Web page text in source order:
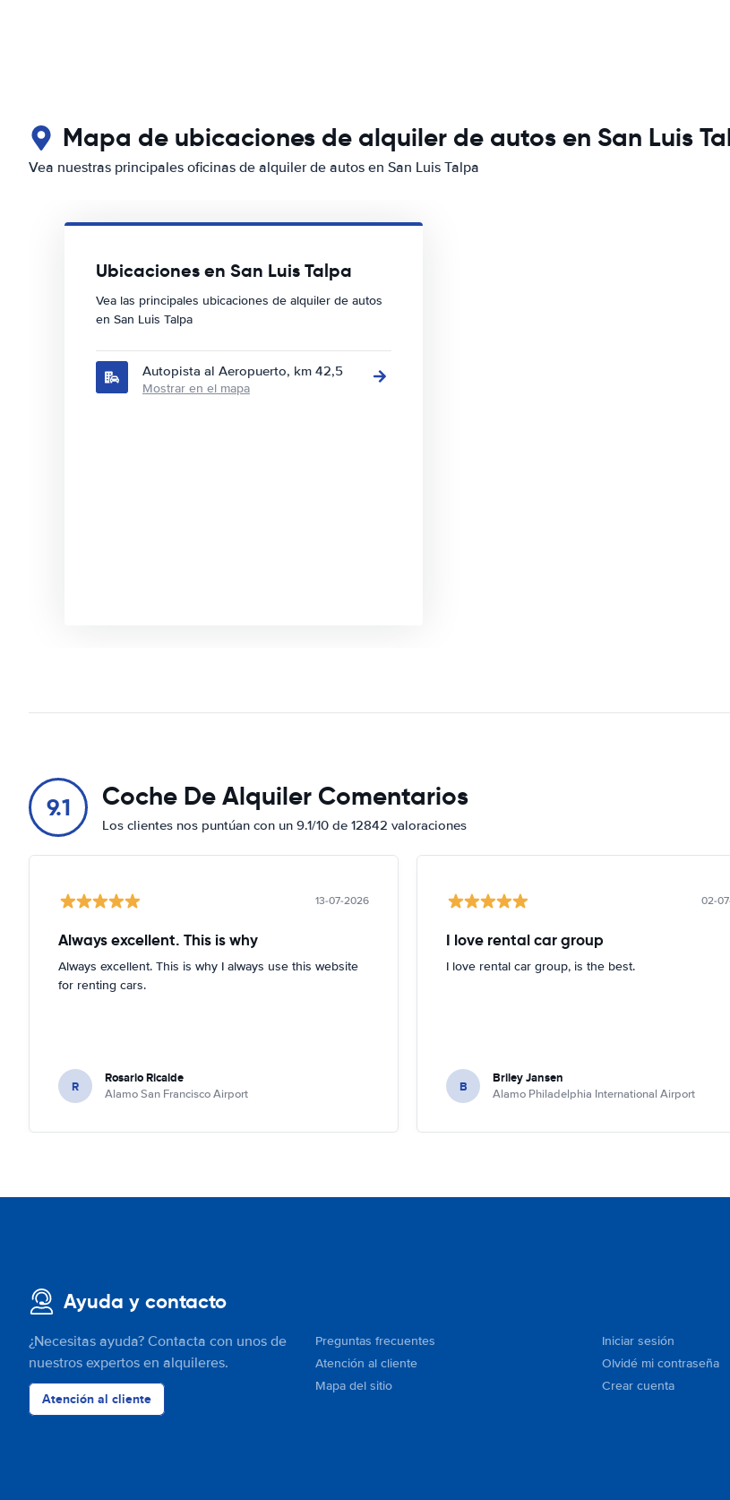
Mapa de ubicaciones de alquiler de autos en San Luis
Vea nuestras principales oficinas de alquiler de autos en San Luis Talpa
Ubicaciones en San Luis Talpa
Vea las principales ubicaciones de alquiler de autos
en San Luis Talpa
Autopista al Aeropuerto, km 42,5
Mostrar en el mapa
9.1 Coche De Alquiler Comentarios
Los clientes nos puntúan con un 9.1/10 de 12842 valoraciones
13-07-2026
Always excellent. This is why
Always excellent. This is why I always use this website
for renting cars.
R Rosario Ricalde
Alamo San Francisco Airport
02-
I love rental car group
I love rental car group, is the best.
B Briley Jansen
Alamo Philadelphia International Airport
Ayuda y contacto
¿Necesitas ayuda? Contacta con unos de
nuestros expertos en alquileres.
Atención al cliente
Preguntas frecuentes
Atención al cliente
Mapa del sitio
Iniciar sesión
Olvidé mi contraseña
Crear cuenta